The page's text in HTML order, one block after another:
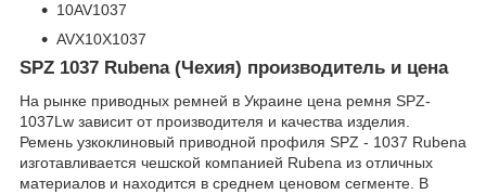
10AV1037
AVX10X1037
SPZ 1037 Rubena (Чехия) производитель и цена
На рынке приводных ремней в Украине цена ремня SPZ-
1037Lw зависит от производителя и качества изделия.
Ремень узкоклиновый приводной профиля SPZ - 1037 Rubena
изготавливается чешской компанией Rubena из отличных
материалов и находится в среднем ценовом сегменте. В